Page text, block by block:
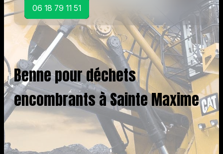
06 18 79 11 51
Benne pour déchets
encombrants à Sainte Maxime